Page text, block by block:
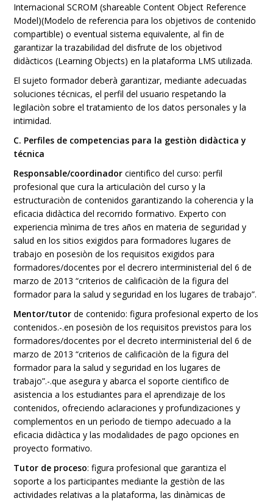
Internacional SCROM (shareable Content Object Reference
Model)(Modelo de referencia para los objetivos de contenido
compartible) o eventual sistema equivalente, al fin de
garantizar la trazabilidad del disfrute de los objetivod
didàcticos (Learning Objects) en la plataforma LMS utilizada.
El sujeto formador deberà garantizar, mediante adecuadas
soluciones técnicas, el perfil del usuario respetando la
legilaciòn sobre el tratamiento de los datos personales y la
intimidad.
C. Perfiles de competencias para la gestiòn didàctica y
técnica
Responsable/coordinador cientifìco del curso: perfil
profesional que cura la articulaciòn del curso y la
estructuraciòn de contenidos garantizando la coherencia y la
eficacia didàctica del recorrido formativo. Experto con
experiencia mìnima de tres años en materia de seguridad y
salud en los sitios exigidos para formadores lugares de
trabajo en posesiòn de los requisitos exigidos para
formadores/docentes por el decrero interministerial del 6 de
marzo de 2013 “criterios de calificaciòn de la figura del
formador para la salud y seguridad en los lugares de trabajo”.
Mentor/tutor de contenido: figura profesional experto de los
contenidos.-.en posesiòn de los requisitos previstos para los
formadores/docentes por el decreto interministerial del 6 de
marzo de 2013 “criterios de calificaciòn de la figura del
formador para la salud y seguridad en los lugares de
trabajo”.-.que asegura y abarca el soporte cientifìco de
asistencia a los estudiantes para el aprendizaje de los
contenidos, ofreciendo aclaraciones y profundizaciones y
complementos en un perìodo de tiempo adecuado a la
eficacia didàctica y las modalidades de pago opciones en
proyecto formativo.
Tutor de proceso: figura profesional que garantiza el
soporte a los participantes mediante la gestiòn de las
actividades relativas a la plataforma, las dinàmicas de